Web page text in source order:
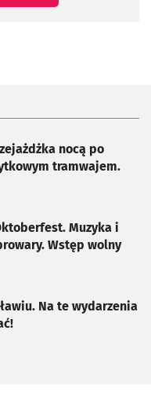
nocą po
tramwajem.
Muzyka i
Wstęp wolny
Na te wydarzenia